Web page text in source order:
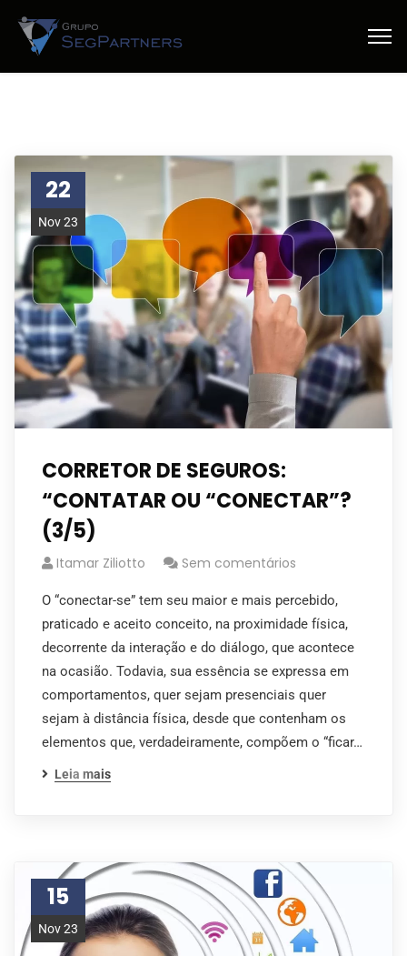
22
Nov 23
CORRETOR DE SEGUROS:
“CONTATAR OU “CONECTAR”?
(3/5)
Itamar Ziliotto Sem comentários
O “conectar-se” tem seu maior e mais percebido,
praticado e aceito conceito, na proximidade física,
decorrente da interação e do diálogo, que acontece
na ocasião. Todavia, sua essência se expressa em
comportamentos, quer sejam presenciais quer
sejam à distância física, desde que contenham os
elementos que, verdadeiramente, compõem o “ficar…
Leia mais
15
Nov 23